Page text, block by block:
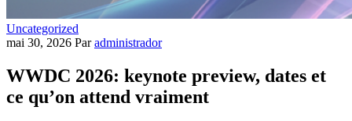
Uncategorized
mai 30, 2026 Paradministrador
WWDC 2026: keynote preview, dates et
ce qu’on attend vraiment